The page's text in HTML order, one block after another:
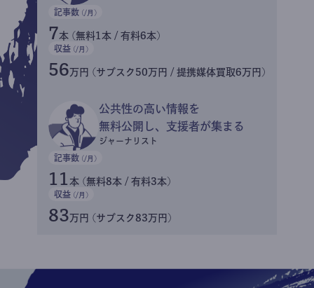
記事数 (/月)
7本 (無料1本 / 有料6本)
収益 (/月)
56万円 (サブスク50万円 / 提携媒体買取6万円)
公共性の高い情報を
無料公開し、支援者が集まる
ジャーナリスト
記事数 (/月)
11 本 (無料8本 / 有料3本)
収益 (/月)
83万円 (サブスク83万円)